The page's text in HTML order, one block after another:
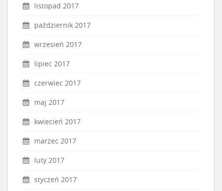
listopad 2017
październik 2017
wrzesień 2017
lipiec 2017
czerwiec 2017
maj 2017
kwiecień 2017
marzec 2017
luty 2017
styczeń 2017